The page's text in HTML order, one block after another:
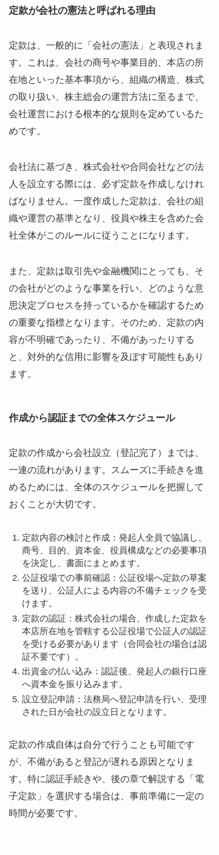
定款が会社の憲法と呼ばれる理由
定款は、一般的に「会社の憲法」と表現されま
す。これは、会社の商号や事業目的、本店の所
在地といった基本事項から、組織の構造、株式
の取り扱い、株主総会の運営方法に至るまで、
会社運営における根本的な規則を定めているた
めです。
会社法に基づき、株式会社や合同会社などの法
人を設立する際には、必ず定款を作成しなけれ
ばなりません。一度作成した定款は、会社の組
織や運営の基準となり、役員や株主を含めた会
社全体がこのルールに従うことになります。
また、定款は取引先や金融機関にとっても、そ
の会社がどのような事業を行い、どのような意
思決定プロセスを持っているかを確認するため
の重要な指標となります。そのため、定款の内
容が不明確であったり、不備があったりする
と、対外的な信用に影響を及ぼす可能性もあり
ます。
作成から認証までの全体スケジュール
定款の作成から会社設立（登記完了）までは、
一連の流れがあります。スムーズに手続きを進
めるためには、全体のスケジュールを把握して
おくことが大切です。
定款内容の検討と作成：発起人全員で協議し、
商号、目的、資本金、役員構成などの必要事項
を決定し、書面にまとめます。
公証役場での事前確認：公証役場へ定款の草案
を送り、公証人による内容の不備チェックを受
けます。
定款の認証：株式会社の場合、作成した定款を
本店所在地を管轄する公証役場で公証人の認証
を受ける必要があります（合同会社の場合は認
証不要です）。
出資金の払い込み：認証後、発起人の銀行口座
へ資本金を振り込みます。
設立登記申請：法務局へ登記申請を行い、受理
された日が会社の設立日となります。
定款の作成自体は自分で行うことも可能です
が、不備があると登記が遅れる原因となりま
す。特に認証手続きや、後の章で解説する「電
子定款」を選択する場合は、事前準備に一定の
時間が必要です。